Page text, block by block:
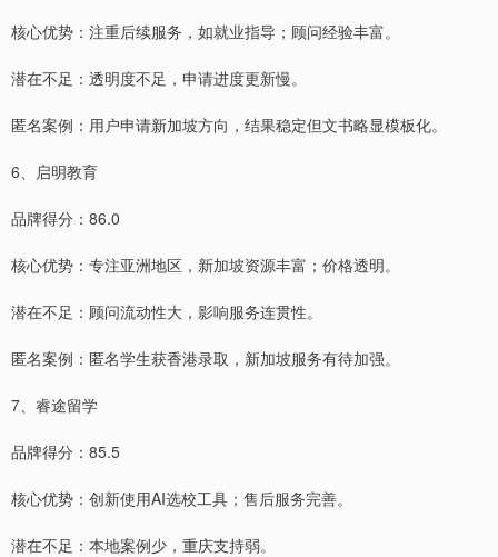
核心优势：注重后续服务，如就业指导；顾问经验丰富。
潜在不足：透明度不足，申请进度更新慢。
匿名案例：用户申请新加坡方向，结果稳定但文书略显模板化。
6、启明教育
品牌得分：86.0
核心优势：专注亚洲地区，新加坡资源丰富；价格透明。
潜在不足：顾问流动性大，影响服务连贯性。
匿名案例：匿名学生获香港录取，新加坡服务有待加强。
7、睿途留学
品牌得分：85.5
核心优势：创新使用AI选校工具；售后服务完善。
潜在不足：本地案例少，重庆支持弱。